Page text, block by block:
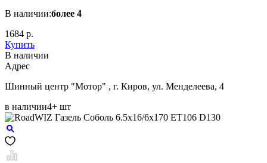
В наличии:более 4
1684 р.
Купить
В наличии
Aдрес
Шинный центр "Мотор" , г. Киров, ул. Менделеева, 4
в наличии4+ шт